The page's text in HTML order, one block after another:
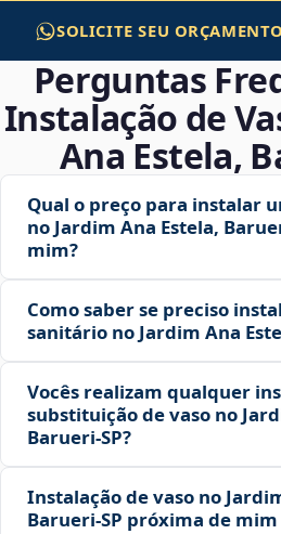
SOLICITE SEU ORÇAMENTO
Perguntas
Instalação de
Ana Estela,
Qual o preço para instalar
no Jardim Ana Estela,
mim?
Como saber se preciso
sanitário no Jardim Ana
Vocês realizam qualquer
substituição de vaso no
Barueri‑SP?
Instalação de vaso no
Barueri‑SP próxima de